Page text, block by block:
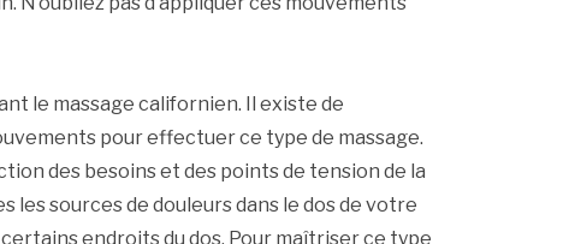
le massage californien. Il existe de
pour effectuer ce type de massage.
des besoins et des points de tension de la
les sources de douleurs dans le dos de votre
endroits du dos. Pour maîtriser ce type